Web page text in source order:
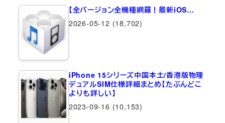
【全バージョン全機種網羅！最新iOS…
2026-05-12 (18,702)
iPhone 15シリーズ中国本土/香港版物理
デュアルSIM仕様詳細まとめ【たぶんどこ
よりも詳しい】
2023-09-16 (10,153)